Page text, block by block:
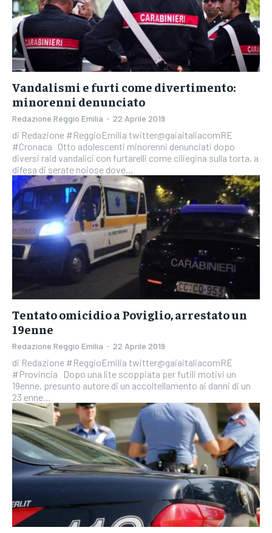
Vandalismi e furti come divertimento:
minorenni denunciato
Redazione Reggio Emilia - 22 Aprile 2019
di Redazione #ReggioEmilia twitter@gaiaitaliacomRE
#Cronaca Otto adolescenti minorenni denunciati dopo
diversi raid vandalici con furtarelli come ciliegina sulla torta, a
difesa di serate noiose dove...
Tentato omicidio a Poviglio, arrestato un
19enne
Redazione Reggio Emilia - 22 Aprile 2019
di Redazione #ReggioEmilia twitter@gaiaitaliacomRE
#Provincia Dopo una lite scoppiata per futili motivi un
19enne, presunto autore di un accoltellamento ai danni di un
23 enne...